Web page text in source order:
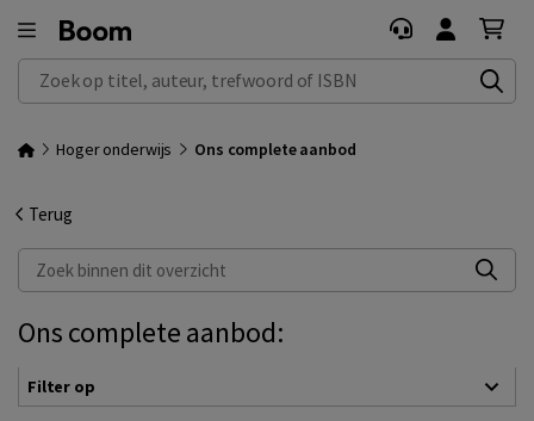
Zoek op titel, auteur, trefwoord of ISBN
Hoger onderwijs Ons complete aanbod
Terug
Zoek binnen dit overzicht
Ons complete aanbod:
Filter op